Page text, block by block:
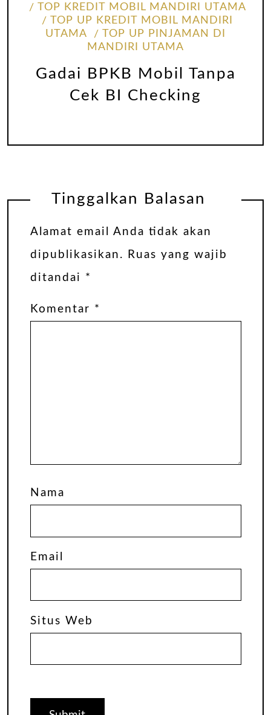
TOP KREDIT MOBIL MANDIRI UTAMA
TOP UP KREDIT MOBIL MANDIRI
UTAMA
TOP UP PINJAMAN DI
MANDIRI UTAMA
Gadai BPKB Mobil Tanpa
Cek BI Checking
Tinggalkan Balasan
Alamat email Anda tidak akan
dipublikasikan.
Ruas yang wajib
ditandai *
Komentar *
Nama
Email
Situs Web